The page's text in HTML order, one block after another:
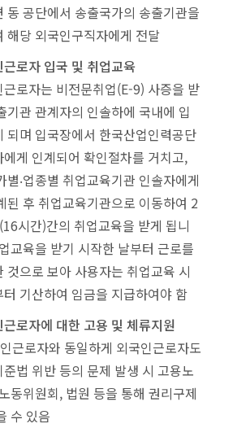
동 공단에서 송출국가의 송출기관을
해당 외국인구직자에게 전달
로자 입국 및 취업교육
근로자는 비전문취업(E-9) 사증을 받
기관 관계자의 인솔하에 국내에 입
되며 입국장에서 한국산업인력공단
게 인계되어 확인절차를 거치고,
별‧업종별 취업교육기관 인솔자에게
된 후 취업교육기관으로 이동하여 2
시간)간의 취업교육을 받게 됩니
교육을 받기 시작한 날부터 근로를
것으로 보아 사용자는 취업교육 시
터 기산하여 임금을 지급하여야 함
로자에 대한 고용 및 체류지원
근로자와 동일하게 외국인근로자도
준법 위반 등의 문제 발생 시 고용노
동위원회, 법원 등을 통해 권리구제
수 있음